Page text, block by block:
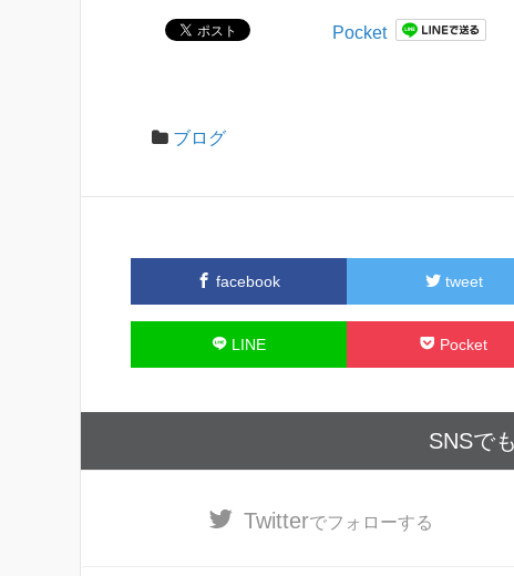
ド
ウ
で
さ
い
(
ン
き
Pocket
ブログ
facebook tweet
LINE Pocket
SNSで
Twitterでフォローする